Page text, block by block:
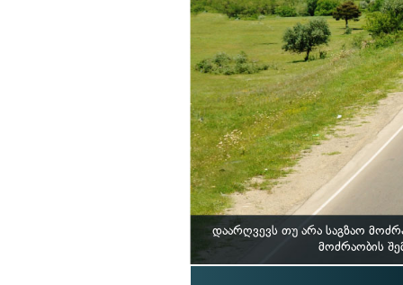
დაარღვევს თუ არა საგზაო
მოძრაობის